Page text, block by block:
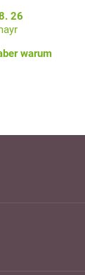
26
warum